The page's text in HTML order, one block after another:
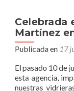
Celebrada
Martínez
Publicada en 17
El pasado 10 de
esta agencia,
nuestras